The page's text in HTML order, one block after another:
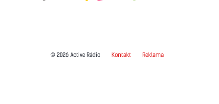
© 2026 Active Rádio Kontakt Reklama